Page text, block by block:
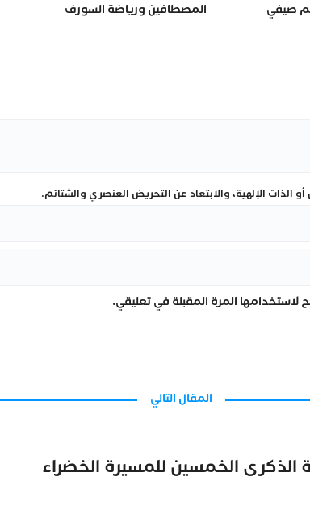
صيفي
المصطافين ورياضة السورف
الذات الإلهية، والابتعاد عن التحريض العنصري والشتائم.
المرة المقبلة في تعليقي.
المقال التالي
الخمسين للمسيرة الخضراء